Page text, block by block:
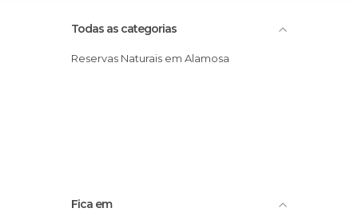
Todas as categorias
Reservas Naturais em Alamosa
Fica em